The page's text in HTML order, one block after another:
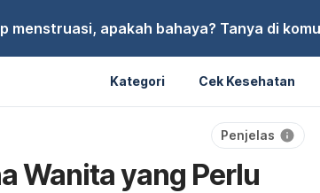
menstruasi, apakah bahaya? Tanya di
Kategori Cek Kesehatan
Penjelas
Wanita yang Perlu